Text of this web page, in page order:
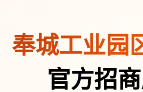
奉城工业园
官方招